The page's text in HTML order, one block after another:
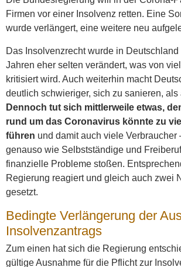
Firmen vor einer Insolvenz retten. Eine
wurde verlängert, eine weitere neu
Das Insolvenzrecht wurde in
Jahren eher selten verändert, was von
kritisiert wird. Auch weiterhin macht
deutlich schwieriger, sich zu sanieren, als
Dennoch tut sich mittlerweile etwas,
rund um das Coronavirus könnte zu
führen und damit auch viele Verbraucher
genauso wie Selbstständige und
finanzielle Probleme stoßen.
Regierung reagiert und gleich auch zwei
gesetzt.
Bedingte Verlängerung der
Insolvenzantrags
Zum einen hat sich die Regierung
gültige Ausnahme für die Pflicht zur